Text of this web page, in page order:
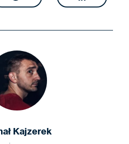
Kajzerek